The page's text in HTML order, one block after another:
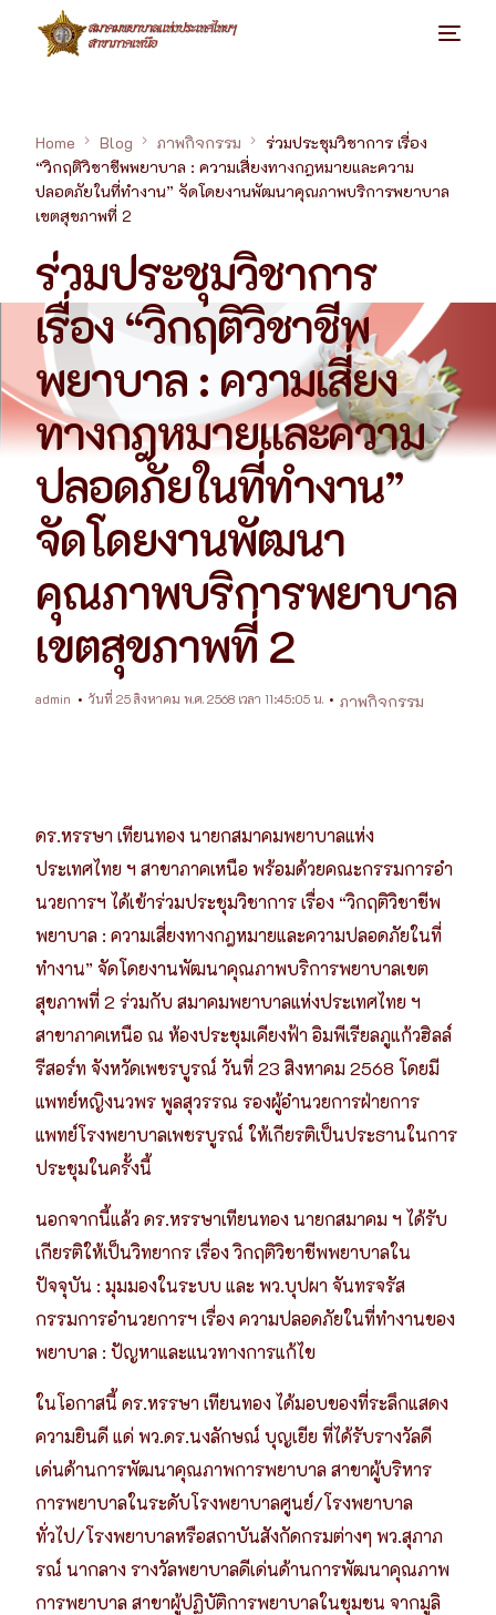
Home Blog ภาพกิจกรรม
ร่วมประชุมวิชาการ เรื่อง
“วิกฤติวิชาชีพพยาบาล : ความเสี่ยงทางกฎหมายและความ
ปลอดภัยในที่ทำงาน” จัดโดยงานพัฒนาคุณภาพบริการพยาบาล
เขตสุขภาพที่ 2
ร่วมประชุมวิชาการ
เรื่อง “วิกฤติวิชาชีพ
พยาบาล : ความเสี่ยง
ทางกฎหมายและความ
ปลอดภัยในที่ทำงาน”
จัดโดยงานพัฒนา
คุณภาพบริการพยาบาล
เขตสุขภาพที่ 2
admin วันที่ 25 สิงหาคม พ.ศ. 2568 เวลา 11:45:05 น. ภาพกิจกรรม
ดร.หรรษา เทียนทอง นายกสมาคมพยาบาลแห่ง
ประเทศไทย ฯ สาขาภาคเหนือ พร้อมด้วยคณะกรรมการอำ
นวยการฯ ได้เข้าร่วมประชุมวิชาการ เรื่อง “วิกฤติวิชาชีพ
พยาบาล : ความเสี่ยงทางกฎหมายและความปลอดภัยในที่
ทำงาน” จัดโดยงานพัฒนาคุณภาพบริการพยาบาลเขต
สุขภาพที่ 2 ร่วมกับ สมาคมพยาบาลแห่งประเทศไทย ฯ
สาขาภาคเหนือ ณ ห้องประชุมเคียงฟ้า อิมพีเรียลภูแก้วฮิลล์
รีสอร์ท จังหวัดเพชรบูรณ์ วันที่ 23 สิงหาคม 2568 โดยมี
แพทย์หญิงนวพร พูลสุวรรณ รองผู้อำนวยการฝ่ายการ
แพทย์โรงพยาบาลเพชรบูรณ์ให้เกียรติเป็นประธานในการ
ประชุมในครั้งนี้
นอกจากนี้แล้ว ดร.หรรษาเทียนทอง นายกสมาคม ฯ ได้รับ
เกียรติให้เป็นวิทยากร เรื่อง วิกฤติวิชาชีพพยาบาลใน
ปัจจุบัน : มุมมองในระบบ และ พว.บุปผา จันทรจรัส
กรรมการอำนวยการฯ เรื่อง ความปลอดภัยในที่ทำงานของ
พยาบาล : ปัญหาและแนวทางการแก้ไข
ในโอกาสนี้ ดร.หรรษา เทียนทอง ได้มอบของที่ระลึกแสดง
ความยินดี แด่ พว.ดร.นงลักษณ์ บุญเยีย ที่ได้รับรางวัลดี
เด่นด้านการพัฒนาคุณภาพการพยาบาล สาขาผู้บริหาร
การพยาบาลในระดับโรงพยาบาลศูนย์/โรงพยาบาล
ทั่วไป/โรงพยาบาลหรือสถาบันสังกัดกรมต่างๆ พว.สุภาภ
รณ์ นากลาง รางวัลพยาบาลดีเด่นด้านการพัฒนาคุณภาพ
การพยาบาล สาขาผู้ปฏิบัติการพยาบาลในชุมชน จากมูลิ